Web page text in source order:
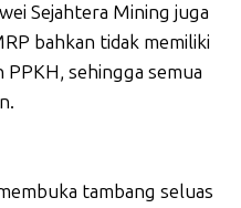
Sejahtera Mining juga
bahkan tidak memiliki
sehingga semua
tambang seluas